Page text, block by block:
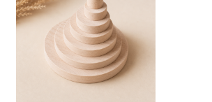
do koszyka